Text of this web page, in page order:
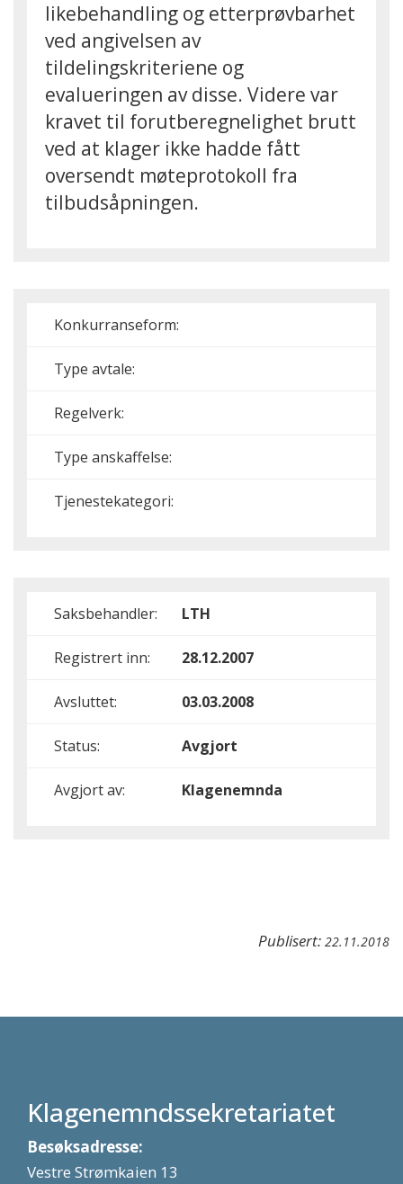
likebehandling og etterprøvbarhet
ved angivelsen av
tildelingskriteriene og
evalueringen av disse. Videre var
kravet til forutberegnelighet brutt
ved at klager ikke hadde fått
oversendt møteprotokoll fra
tilbudsåpningen.
Konkurranseform:
Type avtale:
Regelverk:
Type anskaffelse:
Tjenestekategori:
Saksbehandler: LTH
Registrert inn: 28.12.2007
Avsluttet: 03.03.2008
Status: Avgjort
Avgjort av: Klagenemnda
Publisert: 22.11.2018
Klagenemndssekretariatet
Besøksadresse:
Vestre Strømkaien 13